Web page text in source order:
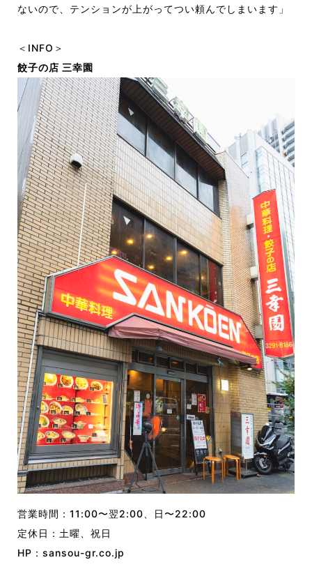
ないので、テンションが上がってつい頼んでしまいます」
＜INFO＞
餃子の店 三幸園
営業時間： 11:00〜翌2:00、日〜22:00
定休日： 土曜、祝日
HP： sansou-gr.co.jp